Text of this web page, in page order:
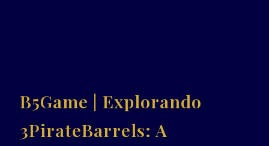
B5Game | Explorando
3PirateBarrels: A